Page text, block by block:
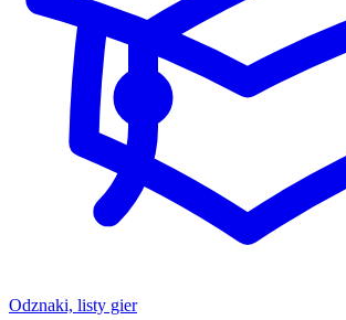
Odznaki, listy gier